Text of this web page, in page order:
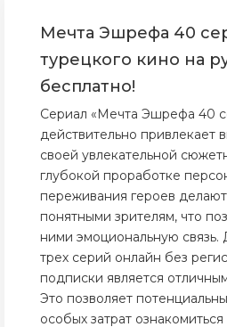
Мечта Эшрефа 40
турецкого кино на
бесплатно!
Сериал «Мечта Эшрефа 40
действительно привлекает
своей увлекательной
глубокой проработке
переживания героев
понятными зрителям, что
ними эмоциональную связь.
трех серий онлайн без
подписки является
Это позволяет
особых затрат